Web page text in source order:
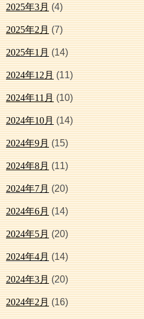
2025年3月(4)
2025年2月(7)
2025年1月(14)
2024年12月(11)
2024年11月(10)
2024年10月(14)
2024年9月(15)
2024年8月(11)
2024年7月(20)
2024年6月(14)
2024年5月(20)
2024年4月(14)
2024年3月(20)
2024年2月(16)